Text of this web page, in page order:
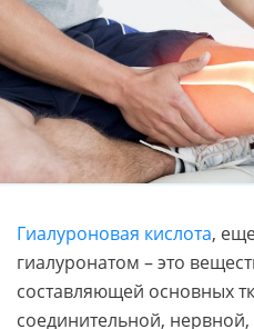
Гиалуроновая кислота,
гиалуронатом – это
составляющей основных
соединительной,